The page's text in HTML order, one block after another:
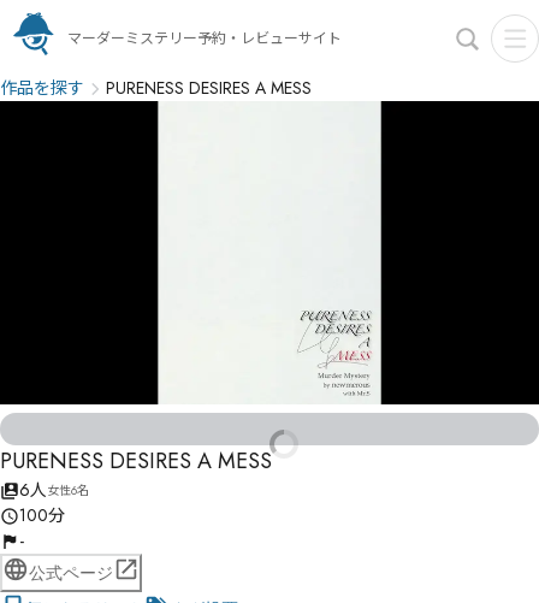
マーダーミステリー予約・レビューサイト
作品を探す PURENESS DESIRES A MESS
PURENESS DESIRES A MESS
6人女性6名
100分
-
公式ページ